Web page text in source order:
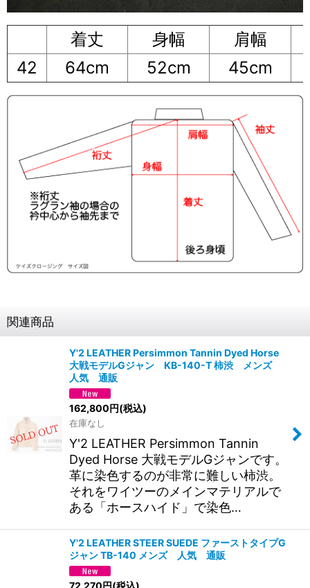
着丈 身幅
肩幅
42
64cm 52cm 45cm
関連商品
Y'2 LEATHER Persimmon Tannin Dyed Horse
大戦モデルGジャン KB-140-T 柿渋 メンズ
人気 通販
162,800円(税込)
在庫なし
Y'2 LEATHER Persimmon Tannin
Dyed Horse 大戦モデルGジャンです。
革に染色するのが非常に難しい柿渋。
それをワイツーのメインマテリアルで
ある「ホースハイド」で染色…
Y'2 LEATHER STEER SUEDE ファーストタイプG
ジャン TB-140 メンズ 人気 通販
72,270円(税込)